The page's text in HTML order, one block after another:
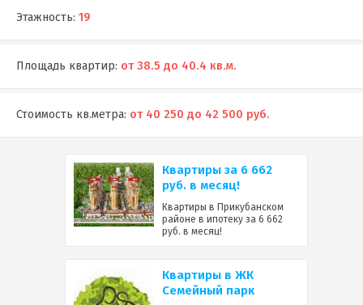
Этажность: 19
Площадь квартир: от 38.5 до 40.4 кв.м.
Стоимость кв.метра: от 40 250 до 42 500 руб.
Квартиры за 6 662
руб. в месяц!
Квартиры в Прикубанском
районе в ипотеку за 6 662
руб. в месяц!
Квартиры в ЖК
Семейный парк